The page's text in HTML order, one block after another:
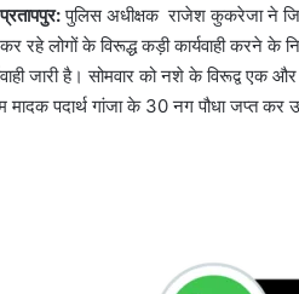
पुलिस अधीक्षक राजेश कुकरेजा ने
रहे लोगों के विरूद्ध कड़ी कार्यवाही करने के
जारी है। सोमवार को नशे के विरूद्व
मादक पदार्थ गांजा के 30 नग पौधा जप्त कर